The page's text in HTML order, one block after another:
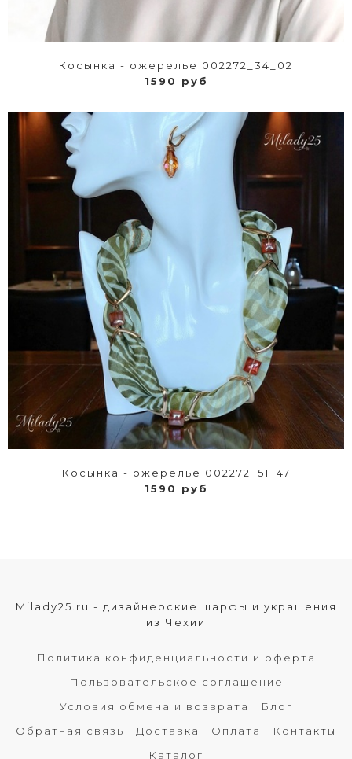
Косынка - ожерелье 002272_34_02
1590 руб
Косынка - ожерелье 002272_51_47
1590 руб
Milady25.ru - дизайнерские шарфы и украшения
из Чехии
Политика конфиденциальности и оферта
Пользовательское соглашение
Условия обмена и возврата
Блог
Обратная связь
Доставка Оплата
Контакты
Каталог